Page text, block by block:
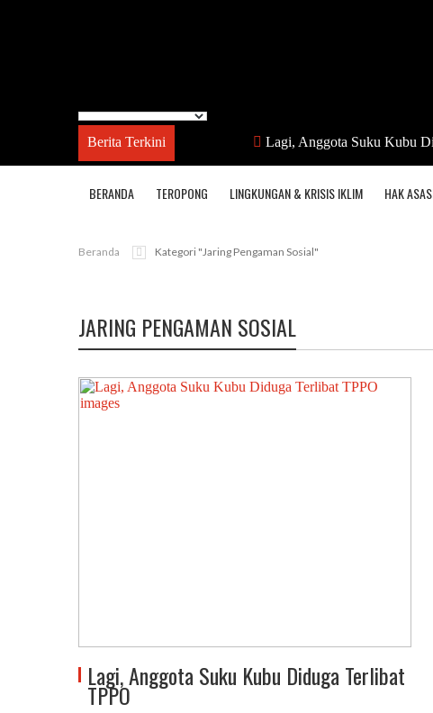
Berita Terkini Lagi, Anggota Suku Kubu
BERANDA TEROPONG LINGKUNGAN & KRISIS IKLIM HAK
Beranda Kategori "jaring Pengaman Sosial"
JARING PENGAMAN SOSIAL
Lagi, Anggota Suku Kubu Diduga Terlibat
TPPO